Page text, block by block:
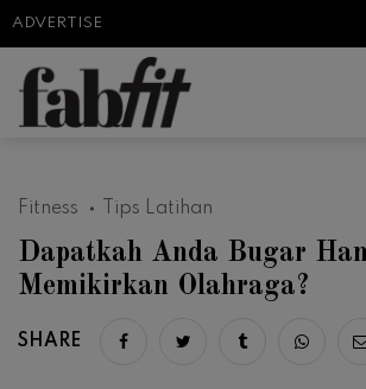
ADVERTISE
Fitness Tips Latihan
Dapatkah Anda Bugar
Memikirkan Olahraga?
SHARE Share on facebook
Share on twitter
Share onShare